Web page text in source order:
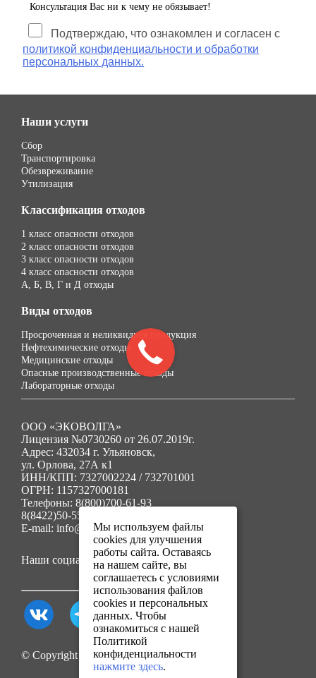
Консультация Вас ни к чему не обязывает!
Подтверждаю, что ознакомлен и согласен с
политикой конфиденциальности и обработки
персональных данных.
Наши услуги
Сбор
Транспортировка
Обезвреживание
Утилизация
Классификация отходов
1 класс опасности отходов
2 класс опасности отходов
3 класс опасности отходов
4 класс опасности отходов
А, Б, В, Г и Д отходы
Виды отходов
Просроченная и неликвидная продукция
Нефтехимические отходы
Медицинские отходы
Опасные производственные отходы
Лабораторные отходы
ООО «ЭКОВОЛГА»
Лицензия №0730260 от 26.07.2019г.
Адрес: 432034 г. Ульяновск,
ул. Орлова, 27А к1
ИНН/КПП: 7327002224 / 732701001
ОГРН: 1157327000181
Телефоны: 8(800)700-61-93
8(8422)50-55-91
E-mail: info@ecovolga73.ru
Наши социальные сети:
© Copyright 2025. Все права защищены.
Мы используем файлы
cookies для улучшения
работы сайта. Оставаясь
на нашем сайте, вы
соглашаетесь с условиями
использования файлов
cookies и персональных
данных. Чтобы
ознакомиться с нашей
Политикой
конфиденциальности
нажмите здесь.